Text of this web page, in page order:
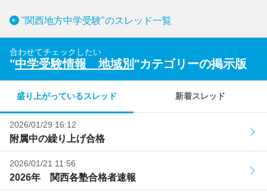
"関西地方中学受験"のスレッド一覧
合わせてチェックしたい
"中学受験情報 地域別 "カテゴリーの掲示版
盛り上がっているスレッド 新着スレッド
2026/01/29 16:12
附属中の繰り上げ合格
2026/01/21 11:56
2026年 関西各塾合格者速報